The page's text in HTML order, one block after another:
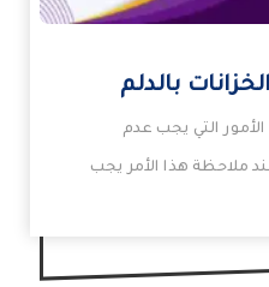
بالدلم
التي يجب عدم
ملاحظة هذا الأمر يجب